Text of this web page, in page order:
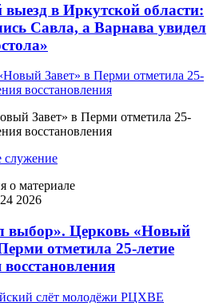
выезд в Иркутской области:
Савла, а Варнава увидел
Завет» в Перми отметила 25-
восстановления
служение
о материале
2026
выбор». Церковь «Новый
отметила 25-летие